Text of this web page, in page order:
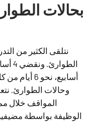
بحالات
أسابيع،
وحالات الطوارئ.
المواقف خلال
الوظيفة بواسطة